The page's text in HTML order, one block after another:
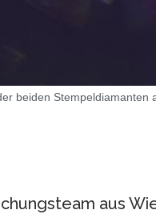
beiden Stempeldiamanten
aus